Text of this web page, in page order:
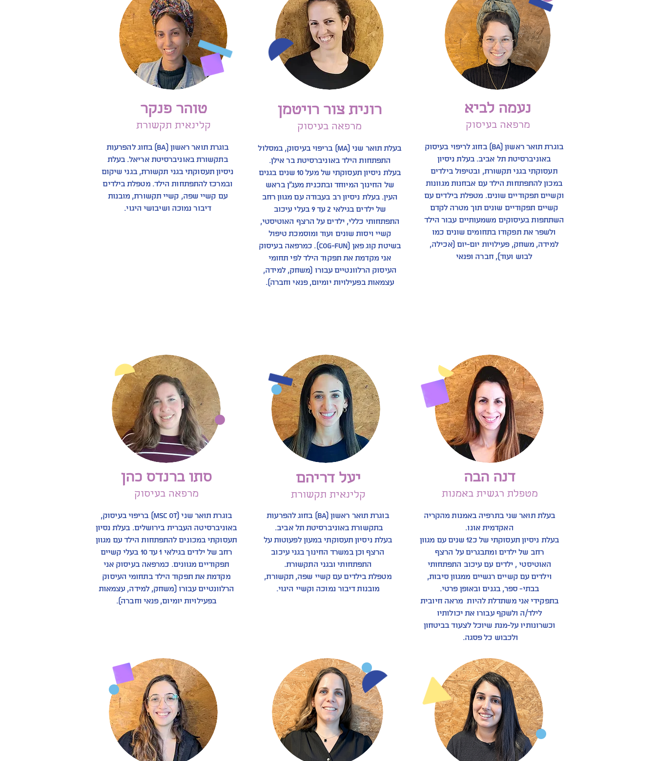
טוהר פנקר
קלינאית תקשורת
בוגרת תואר ראשון (BA) בחוג להפרעות
בתקשורת באוניברסיטת אריאל. בעלת
ניסיון תעסוקתי בגני תקשורת, בגני שיקום
ובמרכז להתפתחות הילד. מטפלת בילדים
עם קשיי שפה, קשיי תקשורת, מובנות
דיבור נמוכה ושיבושי היגוי.
רונית צור רויטמן
מרפאה בעיסוק
בעלת תואר שני (mA) בריפוי בעיסוק, במסלול
התפתחות הילד באוניברסיטת בר אילן.
בעלת ניסיון תעסוקתי של מעל 10 שנים בגנים
של החינוך המיוחד ובתכנית מעג"ן בראש
העין. בעלת ניסיון רב בעבודה עם מגוון רחב
של ילדים בגילאי 2 עד 9 בעלי עיכוב
התפתחותי כללי, ילדים על הרצף האוטיסטי,
קשיי ויסות שונים ועוד ומוסמכת טיפול
בשיטת קוג פאן (COG-FUN). כמרפאה בעיסוק
אני מקדמת את תפקוד הילד לפי תחומי
העיסוק הרלוונטיים עבורו (משחק, למידה,
עצמאות בפעילויות יומיום, פנאי וחברה).
נעמה לביא
מרפאה בעיסוק
בוגרת תואר ראשון (BA) בחוג לריפוי בעיסוק
באוניברסיטת תל אביב. בעלת ניסיון
תעסוקתי בגני תקשורת, ובטיפול בילדים
במכון להתפתחות הילד עם אבחנות מגוונות
וקשיים תפקודיים שונים. מטפלת בילדים עם
קשיים תפקודיים שונים תוך מטרה לקדם
השתתפות בעיסוקים משמעותיים עבור הילד
ולשפר את תפקודו בתחומים שונים כמו
למידה, משחק, פעילויות יום-יום (אכילה,
לבוש ועוד), חברה ופנאי
דנה הבה
מטפלת רגשית באמנות
בעלת תואר שני בתרפיה באמנות מהקריה
האקדמית אונו.
בעלת ניסיון תעסוקתי של כ12 שנים עם מגוון
רחב של ילדים ומתבגרים על הרצף
האוטיסטי , ילדים עם עיכוב התפתחותי
וילדים עם קשיים רגשיים ממגוון סיבות,
בבתי- ספר, בגנים ובאופן פרטי.
בתפקידי אני משתדלת להיות מראה חיובית
לילד/ה ולשקף עבורו את יכולותיו
וכשרונותיו על-מנת שיוכל לצעוד בביטחון
ולכבוש כל פסגה.
יעל דריהם
קלינאית תקשורת
בוגרת תואר ראשון (BA) בחוג להפרעות
בתקשורת באוניברסיטת תל אביב.
בעלת ניסיון תעסוקתי במעון לפעוטות על
הרצף וכן במשרד החינוך בגני עיכוב
התפתחותי ובגני התקשורת.
מטפלת בילדים עם קשיי שפה, תקשורת,
מובנות דיבור נמוכה וקשיי היגוי.
סתו ברנדס כהן
מרפאה בעיסוק
בוגרת תואר שני (MSc OT) בריפוי בעיסוק,
באוניברסיטה העברית בירושלים. בעלת נסיון
תעסוקתי במכונים להתפתחות הילד עם מגוון
רחב של ילדים בגילאי 1 עד 10 בעלי קשיים
תפקודיים מגוונים. כמרפאה בעיסוק אני
מקדמת את תפקוד הילד בתחומי העיסוק
הרלוונטיים עבורו (משחק, למידה, עצמאות
בפעילויות יומיום, פנאי וחברה).